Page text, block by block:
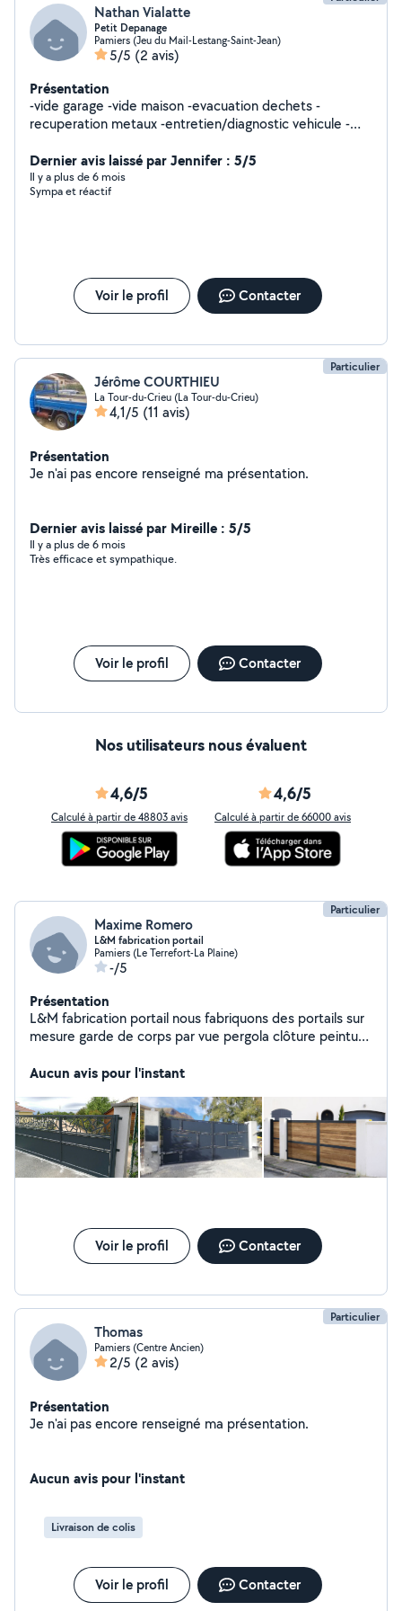
Nathan Vialatte
Petit Depanage
Pamiers (Jeu du Mail-Lestang-Saint-Jean)
5/5 (2 avis)
Présentation
-vide garage -vide maison -evacuation dechets -
recuperation metaux -entretien/diagnostic vehicule -
véhicule -etc
Dernier avis laissé par Jennifer : 5/5
Il y a plus de 6 mois
Sympa et réactif
Voir le profil Contacter
Particulier
Jérôme COURTHIEU
La Tour-du-Crieu (La Tour-du-Crieu)
4,1/5 (11 avis)
Présentation
Je n'ai pas encore renseigné ma présentation.
Dernier avis laissé par Mireille : 5/5
Il y a plus de 6 mois
Très efficace et sympathique.
Voir le profil Contacter
Nos utilisateurs nous évaluent
4,6/5
Calculé à partir de 48803 avis
4,6/5
Calculé à partir de 66000 avis
Particulier
Maxime Romero
L&M fabrication portail
Pamiers (Le Terrefort-La Plaine)
-/5
Présentation
L&M fabrication portail nous fabriquons des portails sur
mesure garde de corps par vue pergola clôture peinture
Aucun avis pour l'instant
Voir le profil Contacter
Particulier
Thomas
Pamiers (Centre Ancien)
2/5 (2 avis)
Présentation
Je n'ai pas encore renseigné ma présentation.
Aucun avis pour l'instant
Livraison de colis
Voir le profil Contacter